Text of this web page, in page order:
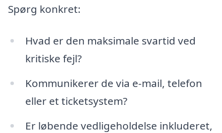
Spørg konkret:
Hvad er den maksimale svartid ved
kritiske fejl?
Kommunikerer de via e-mail, telefon
eller et ticketsystem?
Er løbende vedligeholdelse inkluderet,